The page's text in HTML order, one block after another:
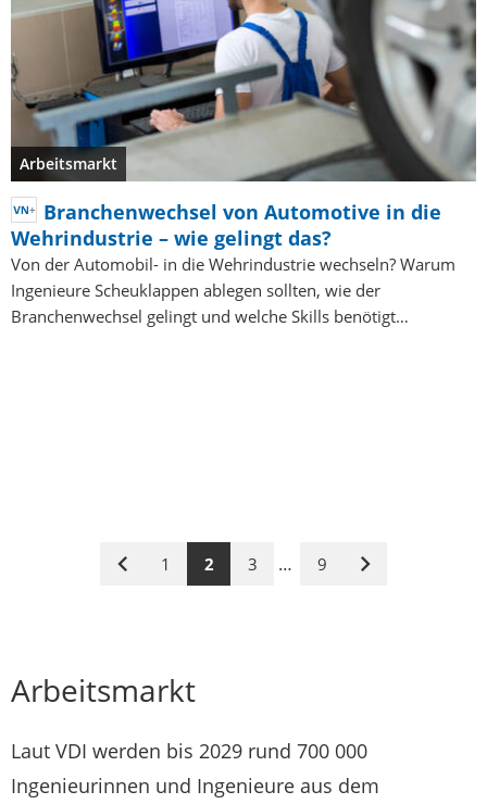
Arbeitsmarkt
Branchenwechsel von Automotive in die
Wehrindustrie – wie gelingt das?
Von der Automobil- in die Wehrindustrie wechseln? Warum
Ingenieure Scheuklappen ablegen sollten, wie der
Branchenwechsel gelingt und welche Skills benötigt…
Vorige
1 2 3 … 9
Nächste
Arbeitsmarkt
Laut VDI werden bis 2029 rund 700 000
Ingenieurinnen und Ingenieure aus dem